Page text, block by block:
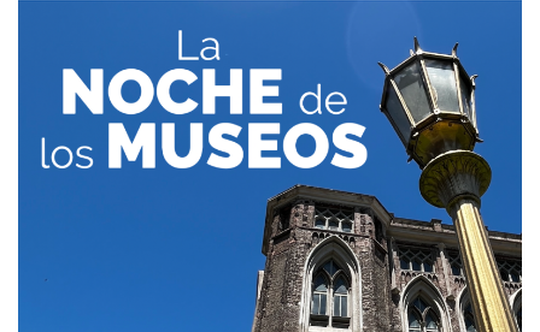
de los
Museos
Muestra
Universidad